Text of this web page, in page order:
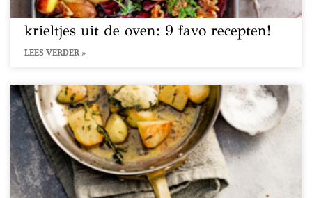
krieltjes uit de oven: 9 favo recepten!
LEES VERDER »